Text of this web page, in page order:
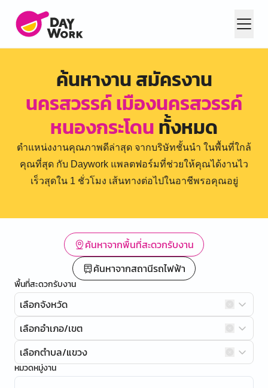
ค้นหางาน สมัครงาน
นครสวรรค์ เมืองนครสวรรค์
หนองกระโดนทั้งหมด
ตำแหน่งงานคุณภาพดีล่าสุด จากบริษัทชั้นนำ ในพื้นที่ใกล้
คุณที่สุด กับ Daywork แพลตฟอร์มที่ช่วยให้คุณได้งานไว
เร็วสุดใน 1 ชั่วโมง เส้นทางต่อไปในอาชีพรอคุณอยู่
ค้นหาจากพื้นที่สะดวกรับงาน
ค้นหาจากสถานีรถไฟฟ้า
พื้นที่สะดวกรับงาน
เลือกจังหวัด
เลือกอำเภอ/เขต
เลือกตำบล/แขวง
หมวดหมู่งาน